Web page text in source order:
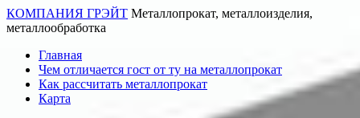
КОМПАНИЯ ГРЭЙТ Металлопрокат, металлоизделия,
металлообработка
Главная
Чем отличается гост от ту на металлопрокат
Как рассчитать металлопрокат
Карта